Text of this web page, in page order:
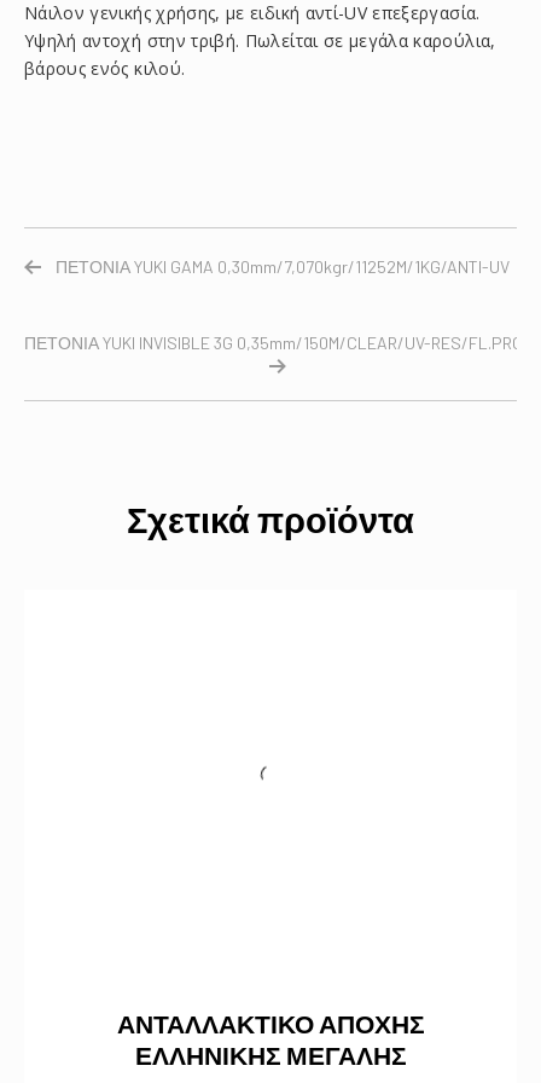
Νάιλον γενικής χρήσης, με ειδική αντί-UV επεξεργασία.
Υψηλή αντοχή στην τριβή. Πωλείται σε μεγάλα καρούλια,
βάρους ενός κιλού.
ΠΕΤΟΝΙΑ YUKI GAMA 0,30mm/7,070kgr/11252M/1KG/ANTI-UV
ΠΕΤΟΝΙΑ YUKI INVISIBLE 3G 0,35mm/150M/CLEAR/UV-RES/FL.PROC.
Σχετικά προϊόντα
ΑΝΤΑΛΛΑΚΤΙΚΟ ΑΠΟΧΗΣ
ΕΛΛΗΝΙΚΗΣ ΜΕΓΑΛΗΣ